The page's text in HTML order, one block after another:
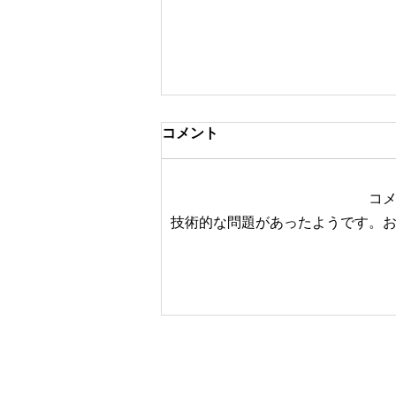
コメント
コ
技術的な問題があったようです。